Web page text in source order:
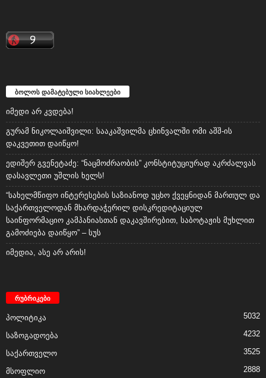
ბოლოს დამატებული სიახლეები
იმედი არ კვდება!
გურამ ნიკოლაიშვილი: სააკაშვილმა ცხინვალში ომი აშშ-ის
დაკვეთით დაიწყო!
ედიშერ გვენეტაძე: “ნაცმოძრაობის” კონსტიტუციურად აკრძალვას
დასავლეთი უშლის ხელს!
“სახელმწიფო ინტერესების საზიანოდ უცხო ქვეყნიდან მართულ და
საქართველოდან მხარდაჭერილ დისკრედიტაციულ
საინფორმაციო კამპანიასთან დაკავშირებით, საბოტაჟის მუხლით
გამოძიება დაიწყო” – სუს
იმედია, ასე არ არის!
რუბრიკები
პოლიტიკა 5032
საზოგადოება 4232
საქართველო 3525
მსოფლიო 2888